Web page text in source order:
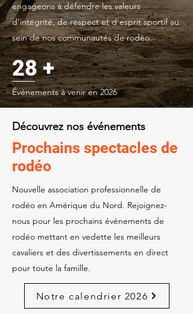
engageons à défendre les valeurs
d'intégrité, de respect et d'esprit sportif au
sein de nos communautés de rodéo.
28 +
Événements à venir en 2026
Découvrez nos événements
Prochains spectacles de
rodéo
Nouvelle association professionnelle de
rodéo en Amérique du Nord. Rejoignez-
nous pour les prochains événements de
rodéo mettant en vedette les meilleurs
cavaliers et des divertissements en direct
pour toute la famille.
Notre calendrier 2026